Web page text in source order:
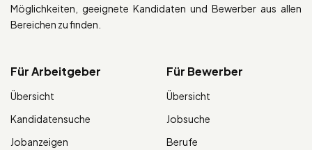
Möglichkeiten, geeignete Kandidaten und Bewerber aus allen
Bereichen zu finden.
Für Arbeitgeber
Übersicht
Kandidatensuche
Jobanzeigen
Für Bewerber
Übersicht
Jobsuche
Berufe